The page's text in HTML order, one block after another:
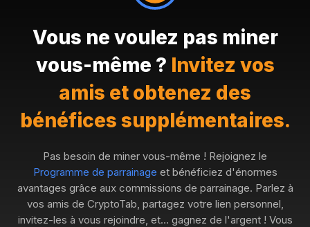
Vous ne voulez pas miner
vous-même ? Invitez vos
amis et obtenez des
bénéfices supplémentaires.
Pas besoin de miner vous-même ! Rejoignez le
Programme de parrainage et bénéficiez d'énormes
avantages grâce aux commissions de parrainage. Parlez à
vos amis de CryptoTab, partagez votre lien personnel,
invitez-les à vous rejoindre, et… gagnez de l'argent ! Vous